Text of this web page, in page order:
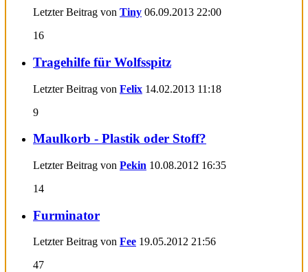
Letzter Beitrag von Tiny 06.09.2013 22:00
16
Tragehilfe für Wolfsspitz
Letzter Beitrag von Felix 14.02.2013 11:18
9
Maulkorb - Plastik oder Stoff?
Letzter Beitrag von Pekin 10.08.2012 16:35
14
Furminator
Letzter Beitrag von Fee 19.05.2012 21:56
47